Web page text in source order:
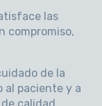
las
compromiso,
de la
al paciente y a
calidad.